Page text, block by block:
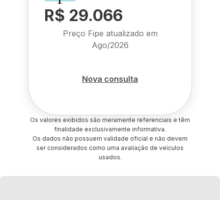
R$ 29.066
Preço Fipe atualizado em
Ago/2026
Nova consulta
Os valores exibidos são meramente referenciais e têm
finalidade exclusivamente informativa.
Os dados não possuem validade oficial e não devem
ser considerados como uma avaliação de veículos
usados.